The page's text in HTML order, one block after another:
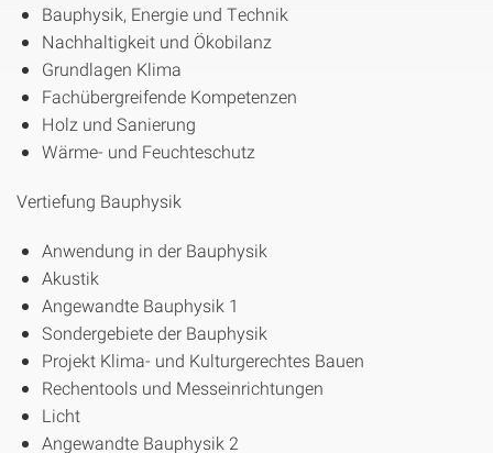
Bauphysik, Energie und Technik
Nachhaltigkeit und Ökobilanz
Grundlagen Klima
Fachübergreifende Kompetenzen
Holz und Sanierung
Wärme- und Feuchteschutz
Vertiefung Bauphysik
Anwendung in der Bauphysik
Akustik
Angewandte Bauphysik 1
Sondergebiete der Bauphysik
Projekt Klima- und Kulturgerechtes Bauen
Rechentools und Messeinrichtungen
Licht
Angewandte Bauphysik 2